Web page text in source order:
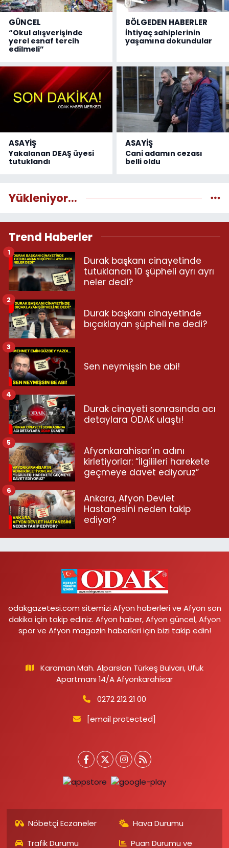
GÜNCEL
“Okul alışverişinde
yerel esnaf tercih
edilmeli”
BÖLGEDEN HABERLER
İhtiyaç sahiplerinin
yaşamına dokundular
ASAYİŞ
Yakalanan DEAŞ üyesi
tutuklandı
ASAYİŞ
Cani adamın cezası
belli oldu
Yükleniyor...
Trend Haberler
Durak başkanı cinayetinde
tutuklanan 10 şüpheli ayrı ayrı
neler dedi?
1
Durak başkanı cinayetinde
bıçaklayan şüpheli ne dedi?
2
Sen neymişsin be abi!
3
Durak cinayeti sonrasında acı
detaylara ODAK ulaştı!
4
Afyonkarahisar’ın adını
kirletiyorlar: “İlgilileri harekete
geçmeye davet ediyoruz”
5
Ankara, Afyon Devlet
Hastanesini neden takip
ediyor?
6
odakgazetesi.com sitemizi Afyon haberleri ve Afyon son
dakika için takip ediniz. Afyon haber, Afyon güncel, Afyon
spor ve Afyon magazin haberleri için bizi takip edin!
Karaman Mah. Alparslan Türkeş Bulvarı, Ufuk
Apartmanı 14/A Afyonkarahisar
0272 212 21 00
[email protected]
Nöbetçi Eczaneler
Hava Durumu
Trafik Durumu
Puan Durumu ve